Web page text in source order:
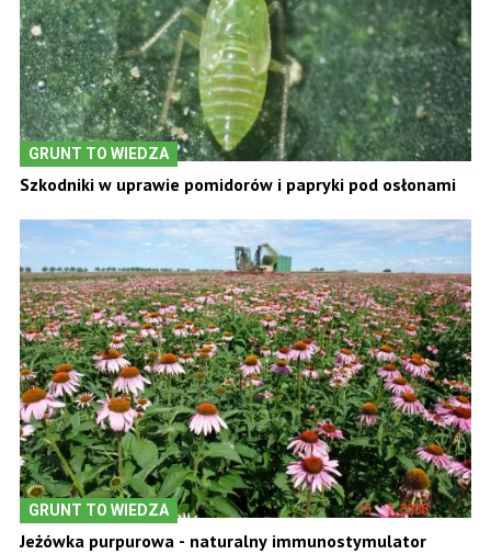
GRUNT TO WIEDZA
Szkodniki w uprawie pomidorów i papryki pod osłonami
GRUNT TO WIEDZA
Jeżówka purpurowa - naturalny immunostymulator